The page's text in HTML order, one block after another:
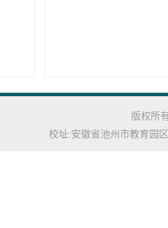
版权所
校址:安徽省池州市教育园